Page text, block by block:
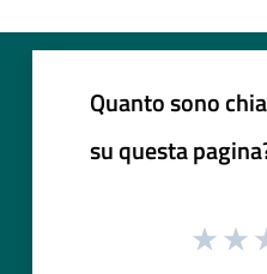
Quanto sono
su questa